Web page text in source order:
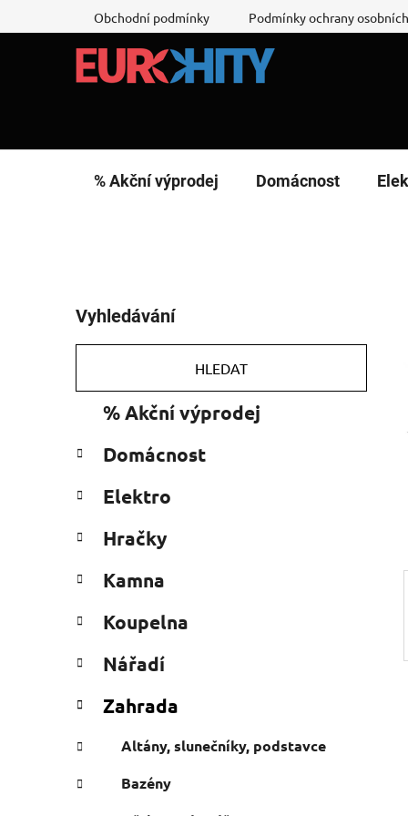
na
Obchodní podmínky Podmínky ochrany
% Akční výprodej Domácnost
o
s
r
n
í
a
e
Vyhledávání
HLEDAT
kategorie
e
o
i
% Akční výprodej
Domácnost
Elektro
Hračky
Kamna
Koupelna
Nářadí
Zahrada
Altány, slunečníky, podstavce
Bazény